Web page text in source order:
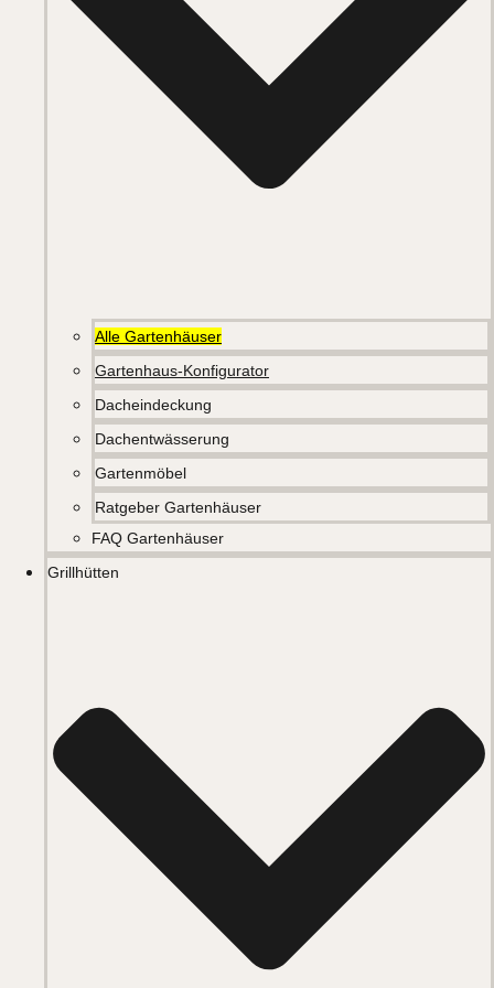
Alle Gartenhäuser
Gartenhaus-Konfigurator
Dacheindeckung
Dachentwässerung
Gartenmöbel
Ratgeber Gartenhäuser
FAQ Gartenhäuser
Grillhütten